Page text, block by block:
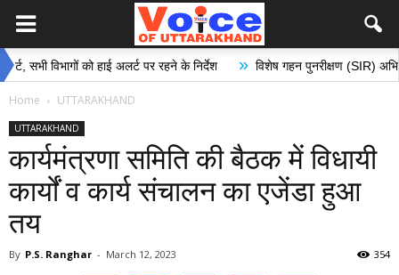
को हाई अलर्ट पर रहने के निर्देश » विशेष गहन पुनरीक्षण (SIR) अभियान के
Home UTTARAKHAND
UTTARAKHAND
कार्यमंत्रणा समिति की बैठक में विधायी
कार्यों व कार्य संचालन का एजेंडा हुआ
तय
By P.S. Ranghar - March 12, 2023 354